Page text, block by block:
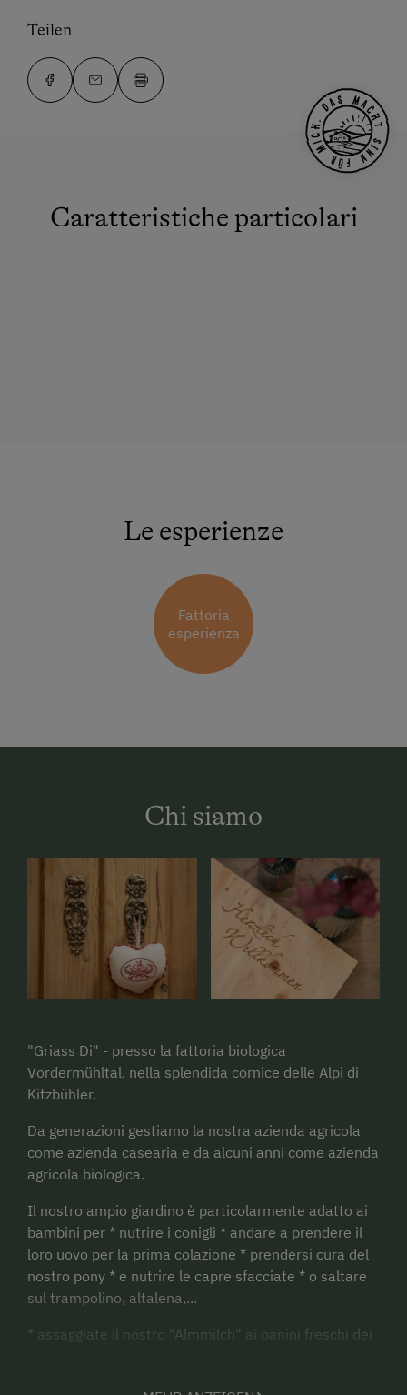
Teilen
Caratteristiche particolari
Le esperienze
Fattoria
esperienza
Chi siamo
"Griass Di" - presso la fattoria biologica
Vordermühltal, nella splendida cornice delle Alpi di
Kitzbühler.
Da generazioni gestiamo la nostra azienda agricola
come azienda casearia e da alcuni anni come azienda
agricola biologica.
Il nostro ampio giardino è particolarmente adatto ai
bambini per * nutrire i conigli * andare a prendere il
loro uovo per la prima colazione * prendersi cura del
nostro pony * e nutrire le capre sfacciate * o saltare
sul trampolino, altalena,...
* assaggiate il nostro "Almmilch" ai panini freschi dei